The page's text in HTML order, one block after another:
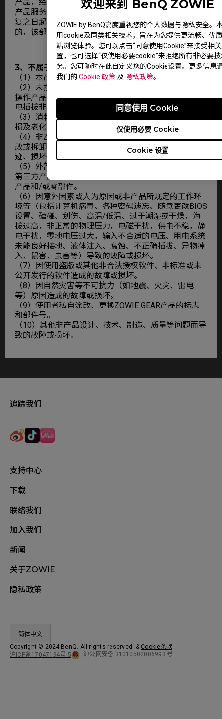
欢迎来到 BenQ ZOWIE
ZOWIE by BenQ高度重视您的个人数据与隐私安全。
用cookie及同类相关技术，旨在为您提供更流畅、优
站浏览体验。您可以点击“同意使用Cookie”来接受相
置，也可选择“仅使用必要cookie”来拒绝所有非必要技
务。您可随时在此自定义您的Cookie设置。更多信息
我们的Cookie 政策及 隐私政策。
Cookie 设置
仅使用必要 Cookie
同意使用 Cookie
产品，经ZOWIE GEAR服务中心维修后在ZOWIE GEAR
产品服务期限内继续享有规定的服务。维修部件如自修
复之日起距ZOWIE GEAR承诺的服务期限结束不足30天
的，该部件的服务期限将延长至自修复之日起30天止。
3、不属于免费包修义务的情形
（1）本产品整机或部件已经超出包修期。
（2）未按说明书要求/错误/不当使用、保管、保养或
操作产品造成的故障或损坏（例如带电插拔数据线，带
电插拔非USB外接设备等）。
（3）消耗材料（外壳、接插部件等）的自然消耗、磨
损及老化。
（4）非ZOWIE GEAR服务机构、人员安装、修理、更
改或拆卸造成的故障或损坏（机台防拆标签有拆过痕
迹、损坏或遗失）。
（5）外部设备、非在ZOWIE GEAR工厂装入、附加的
第三方产品和/或零部件及根据客户要求装入、附加的
产品和/或零部件。
（6）因意外因素或人为原因或非产品所规定的工作环
境等（包括计算机病毒、各种密码遗忘、随意更改BIOS
设置、磕碰、划伤、高温/低温、过于潮湿或干燥，海
拔过高，非正常的物理压力，电磁干扰，供电不稳，静
电干扰，零地电压过大，输入不合适的电压、用电系统
未能良好接地、液体注入、腐蚀、不正确插拔、异物掉
入、鼠害、虫害等）导致的故障或损坏。
（7）因使用盗版或其他非合法授权软件、非标准或未
公开发行的软件造成的故障或损坏。
（8）因自然灾害等不可抗力（如地震、火灾、雷电
等）原因造成的故障或损坏。
（9）使用者私自涂改、更换ZOWIE GEAR产品的标志
和部件号。
（10）其他非产品设计、技术、制造、质量等问题而导
致的故障或损坏。
追踪我们
支持中心
下载
联络我们
加入我们
新闻
关于ZOWIE
隐私政策
简体中文
Copyright © 2024 BenQ. All rights reserved.
& Cookie条款
沪ICP备17047194号-5
沪公网安备 31010502006993 号